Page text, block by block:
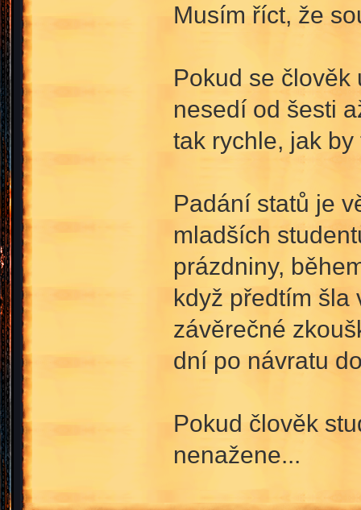
Musím říct, že
Pokud se člověk
nesedí od šesti
tak rychle, jak
Padání statů je
mladších
prázdniny,
když předtím šla
závěrečné
dní po návratu
Pokud člověk
nenažene...